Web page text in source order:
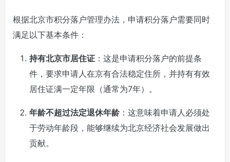
根据北京市积分落户管理办法，申请积分落户需要同时
满足以下基本条件：
持有北京市居住证：这是申请积分落户的前提条
件，要求申请人在京有合法稳定住所，并持有有效
居住证满一定年限（通常为7年）。
年龄不超过法定退休年龄：这意味着申请人必须处
于劳动年龄段，能够继续为北京经济社会发展做出
贡献。